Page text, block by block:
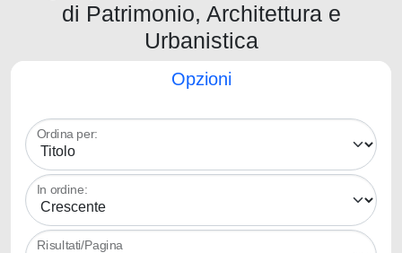
di Patrimonio, Architettura e
Urbanistica
Opzioni
Ordina per:
In ordine:
Risultati/Pagina